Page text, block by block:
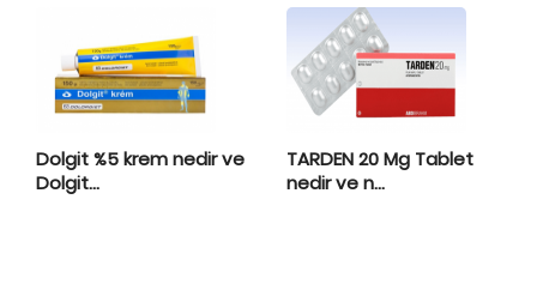
Dolgit %5 krem nedir ve
Dolgit...
TARDEN 20 Mg Tablet
nedir ve n...